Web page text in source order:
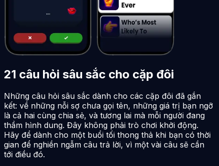
21 câu hỏi sâu sắc cho cặp đôi
Những câu hỏi sâu sắc dành cho các cặp đôi đã gắn
kết: về những nỗi sợ chưa gọi tên, những giá trị bạn ngỡ
là cả hai cùng chia sẻ, và tương lai mà mỗi người đang
thầm hình dung. Đây không phải trò chơi khởi động.
Hãy để dành cho một buổi tối thong thả khi bạn có thời
gian để nghiền ngẫm câu trả lời, vì một vài câu sẽ cần
tới điều đó.